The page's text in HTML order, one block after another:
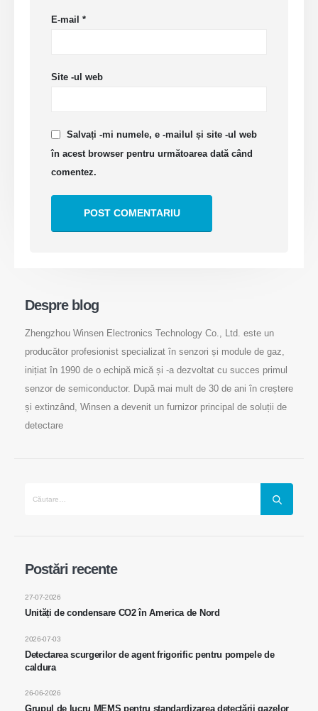
E-mail*
Site -ul web
Salvați -mi numele, e -mailul și site -ul web
în acest browser pentru următoarea dată când
comentez.
Despre blog
Zhengzhou Winsen Electronics Technology Co., Ltd. este un
producător profesionist specializat în senzori și module de gaz,
inițiat în 1990 de o echipă mică și -a dezvoltat cu succes primul
senzor de semiconductor. După mai mult de 30 de ani în creștere
și extinzând, Winsen a devenit un furnizor principal de soluții de
detectare
Postări recente
Unități de condensare CO2 în America de Nord
27-07-2026
Detectarea scurgerilor de agent frigorific pentru pompele de
caldura
2026-07-03
Grupul de lucru MEMS pentru standardizarea detectării gazelor
26-06-2026
Adresa: Nr.299 Jinsuo Road, National High-Tech Zone, Zhengzhou
Tel:0086-371-67169097
E-mail:cece@winsensor.com
WhatsApp: +
WeChat: 18569903598